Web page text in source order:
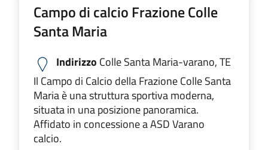
Campo di calcio Frazione Colle
Santa Maria
Indirizzo Colle Santa Maria-varano, TE
Il Campo di Calcio della Frazione Colle Santa
Maria è una struttura sportiva moderna,
situata in una posizione panoramica.
Affidato in concessione a ASD Varano
calcio.